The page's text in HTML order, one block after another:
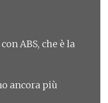
ABS, che è la
ancora più